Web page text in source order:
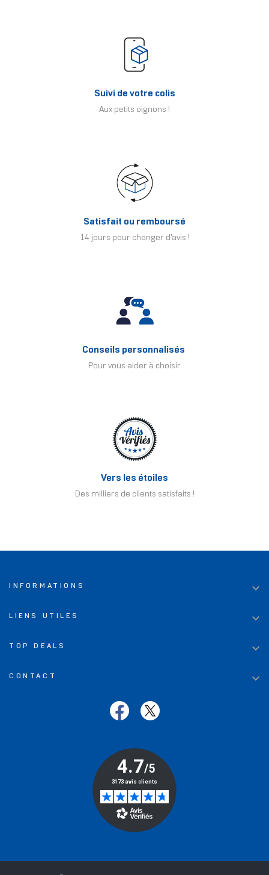
Suivi de votre colis
Aux petits oignons !
Satisfait ou remboursé
14 jours pour changer d'avis !
Conseils personnalisés
Pour vous aider à choisir
Vers les étoiles
Des milliers de clients satisfaits !
INFORMATIONS 
LIENS UTILES 
TOP DEALS 
CONTACT 